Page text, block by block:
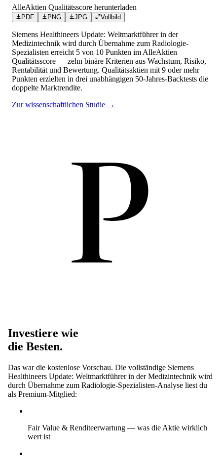
AlleAktien Qualitätsscore herunterladen
PDF PNG JPG Vollbild
Siemens Healthineers Update: Weltmarktführer in der
Medizintechnik wird durch Übernahme zum Radiologie-
Spezialisten erreicht 5 von 10 Punkten im AlleAktien
Qualitätsscore — zehn binäre Kriterien aus Wachstum, Risiko,
Rentabilität und Bewertung. Qualitätsaktien mit 9 oder mehr
Punkten erzielten in drei unabhängigen 50-Jahres-Backtests die
doppelte Marktrendite.
Zur wissenschaftlichen Studie →
Investiere wie
die Besten.
Das war die kostenlose Vorschau. Die vollständige Siemens
Healthineers Update: Weltmarktführer in der Medizintechnik wird
durch Übernahme zum Radiologie-Spezialisten-Analyse liest du
als Premium-Mitglied:
Fair Value & Renditeerwartung — was die Aktie wirklich
wert ist